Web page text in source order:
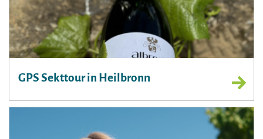
GPS Sekttour in Heilbronn